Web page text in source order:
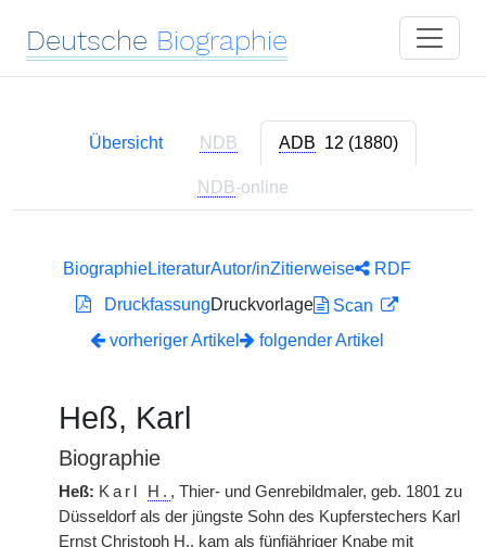
Deutsche Biographie
Übersicht NDB ADB 12 (1880)
NDB-online
BiographieLiteraturAutor/inZitierweise
RDF
DruckfassungDruckvorlage
Scan
vorheriger Artikel
folgender Artikel
Heß, Karl
Biographie
Heß: Karl H. , Thier- und Genrebildmaler, geb. 1801 zu
Düsseldorf als der jüngste Sohn des Kupferstechers Karl
Ernst Christoph H., kam als fünfjähriger Knabe mit